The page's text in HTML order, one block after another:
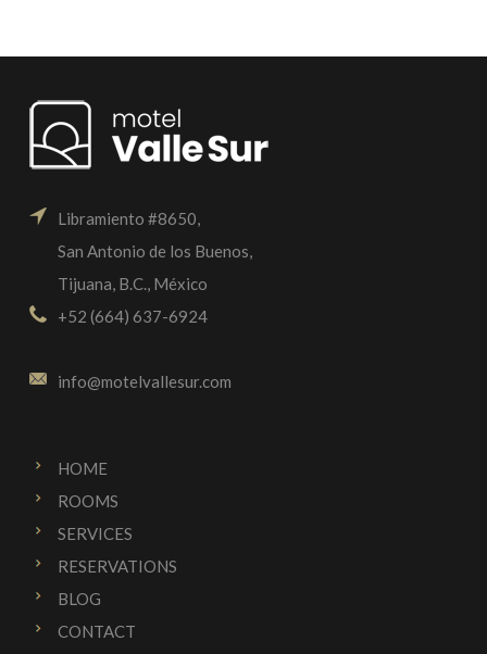
Libramiento #8650,
San Antonio de los Buenos,
Tijuana, B.C., México
+52 (664) 637-6924
info@motelvallesur.com
HOME
ROOMS
SERVICES
RESERVATIONS
BLOG
CONTACT